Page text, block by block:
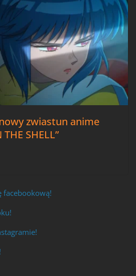
zwiastun anime
SHELL”
facebookową!